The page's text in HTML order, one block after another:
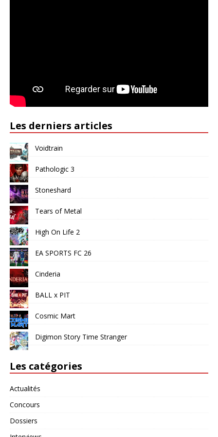
Les derniers articles
Voidtrain
Pathologic 3
Stoneshard
Tears of Metal
High On Life 2
EA SPORTS FC 26
Cinderia
BALL x PIT
Cosmic Mart
Digimon Story Time Stranger
Les catégories
Actualités
Concours
Dossiers